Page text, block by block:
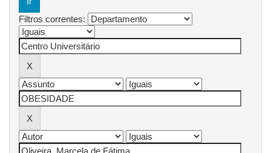
Filtros correntes: